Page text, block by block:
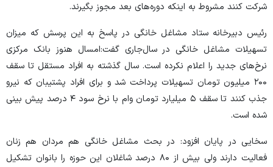
شرکت کنند مشروط به اینکه دوره‌های بعد مجوز بگیرند.
رئیس دبیرخانه ستاد مشاغل خانگی در پاسخ به این پرسش که میزان
تسهیلات مشاغل خانگی در سال‌جاری گفت:امسال هنوز بانک مرکزی
نرخ‌های جدید را اعلام نکرده است. سال گذشته به افراد مستقل تا سقف
۲۰۰ میلیون تومان تسهیلات پرداخت شد و برای افراد پشتیبان که نیرو
جذب کنند تا سقف ۵ میلیارد تومان وام با نرخ سود ۴ درصد پیش بینی
شده است.
سخایی در پایان افزود: در بحث مشاغل خانگی هم مردان هم زنان
فعالیت دارند ولی بیش از ۸۰ درصد شاغلان این حوزه را بانوان تشکیل